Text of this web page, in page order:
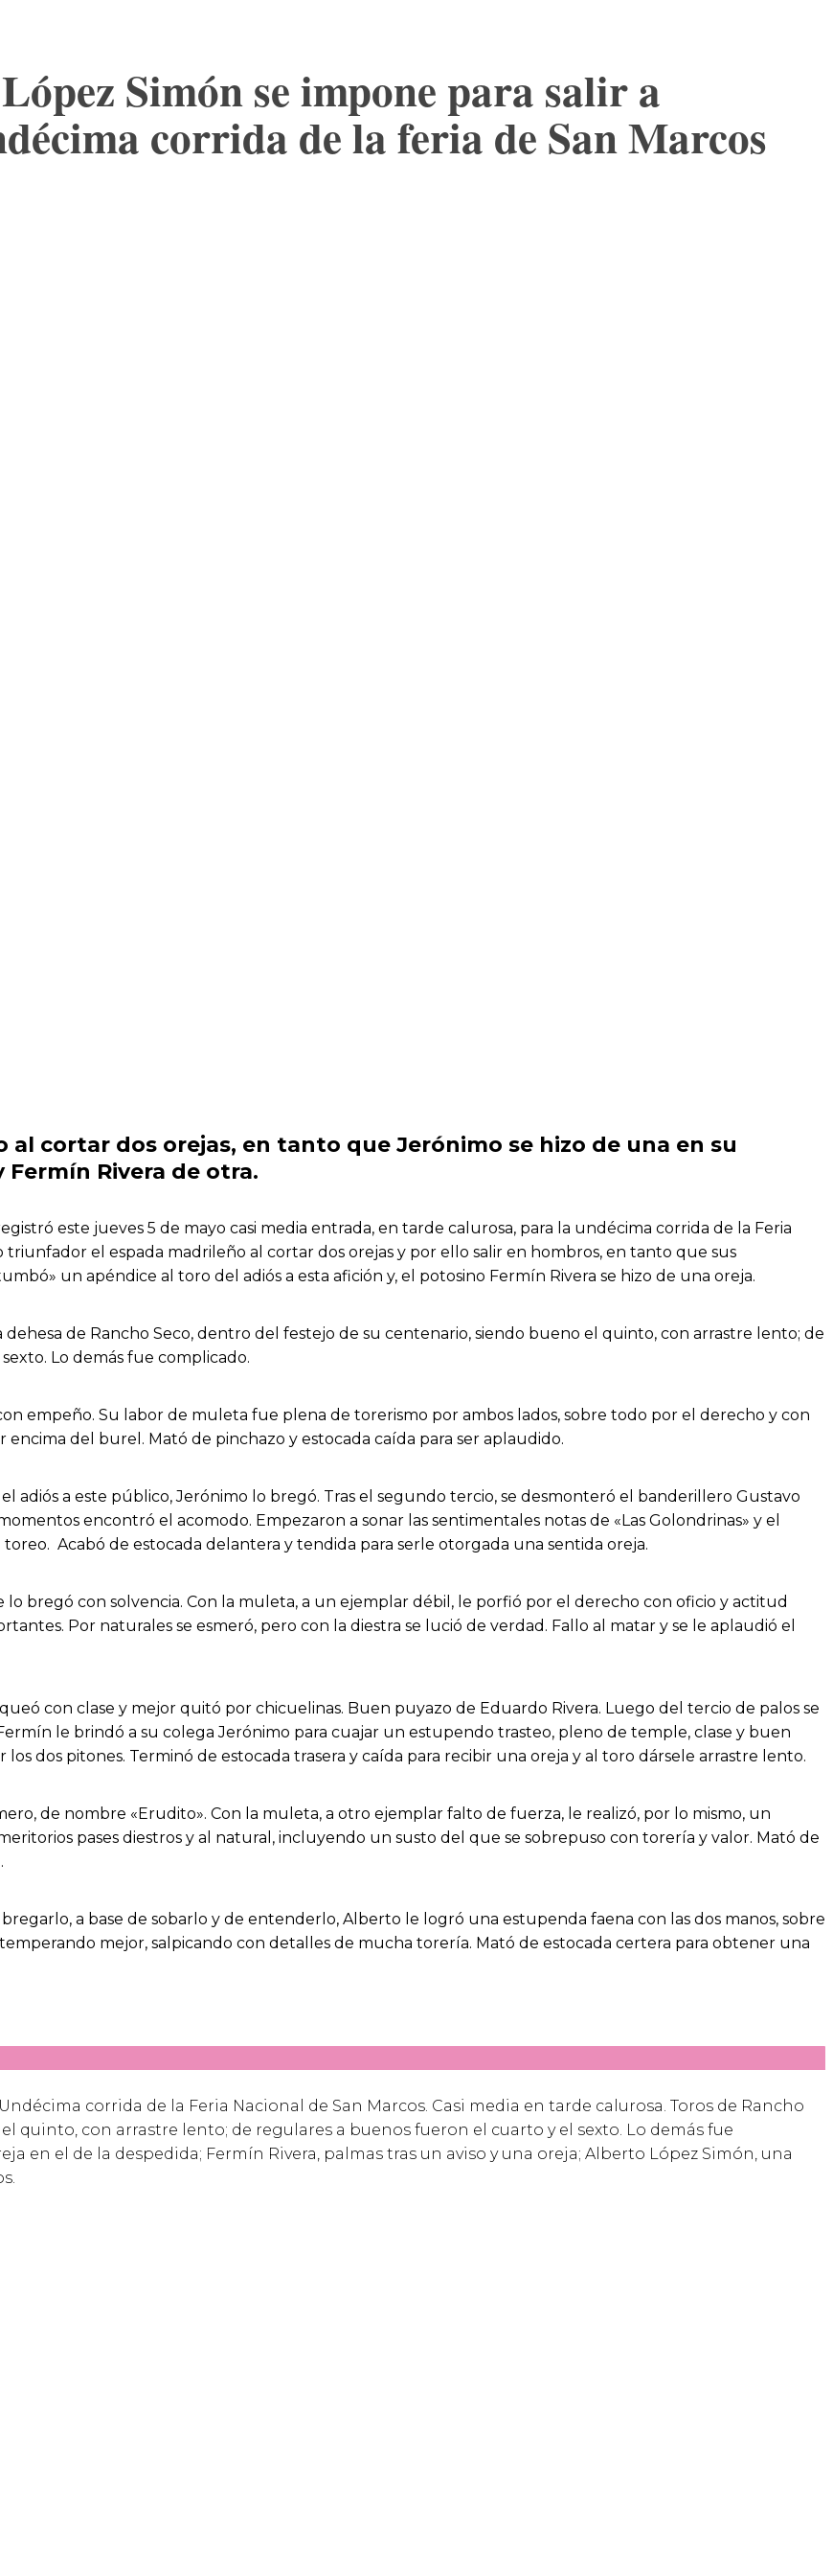
Simón se impone para salir a
corrida de la feria de San Marcos
cortar dos orejas, en tanto que Jerónimo se hizo de una en su
Rivera de otra.
este jueves 5 de mayo casi media entrada, en tarde calurosa, para la undécima corrida de la Feria
triunfador el espada madrileño al cortar dos orejas y por ello salir en hombros, en tanto que sus
un apéndice al toro del adiós a esta afición y, el potosino Fermín Rivera se hizo de una oreja.
dehesa de Rancho Seco, dentro del festejo de su centenario, siendo bueno el quinto, con arrastre lento; de
Lo demás fue complicado.
empeño. Su labor de muleta fue plena de torerismo por ambos lados, sobre todo por el derecho y con
del burel. Mató de pinchazo y estocada caída para ser aplaudido.
adiós a este público, Jerónimo lo bregó. Tras el segundo tercio, se desmonteró el banderillero Gustavo
encontró el acomodo. Empezaron a sonar las sentimentales notas de «Las Golondrinas» y el
Acabó de estocada delantera y tendida para serle otorgada una sentida oreja.
bregó con solvencia. Con la muleta, a un ejemplar débil, le porfió por el derecho con oficio y actitud
Por naturales se esmeró, pero con la diestra se lució de verdad. Fallo al matar y se le aplaudió el
con clase y mejor quitó por chicuelinas. Buen puyazo de Eduardo Rivera. Luego del tercio de palos se
le brindó a su colega Jerónimo para cuajar un estupendo trasteo, pleno de temple, clase y buen
dos pitones. Terminó de estocada trasera y caída para recibir una oreja y al toro dársele arrastre lento.
de nombre «Erudito». Con la muleta, a otro ejemplar falto de fuerza, le realizó, por lo mismo, un
pases diestros y al natural, incluyendo un susto del que se sobrepuso con torería y valor. Mató de
a base de sobarlo y de entenderlo, Alberto le logró una estupenda faena con las dos manos, sobre
mejor, salpicando con detalles de mucha torería. Mató de estocada certera para obtener una
Undécima corrida de la Feria Nacional de San Marcos. Casi media en tarde calurosa. Toros de Rancho
quinto, con arrastre lento; de regulares a buenos fueron el cuarto y el sexto. Lo demás fue
en el de la despedida; Fermín Rivera, palmas tras un aviso y una oreja; Alberto López Simón, una